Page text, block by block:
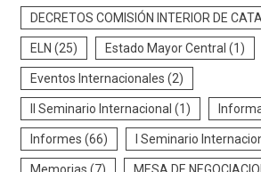
DECRETOS COMISIÓN INTERIOR DE
ELN (25) Estado Mayor Central (1)
Eventos Internacionales (2)
II Seminario Internacional (1)
Informes (66) I Seminario